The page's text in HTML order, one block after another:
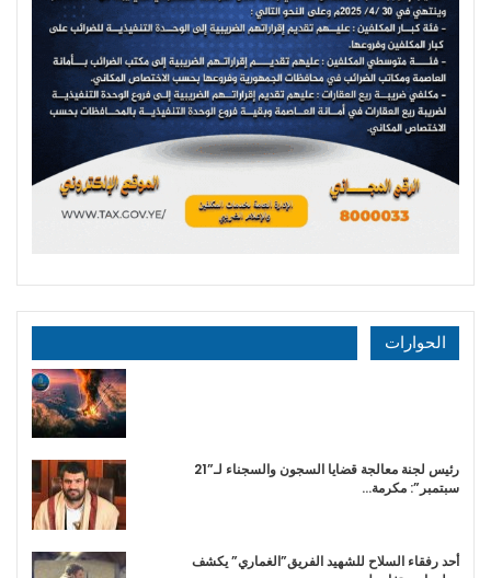
الحوارات
رئيس لجنة معالجة قضايا السجون والسجناء لـ”21
سبتمبر”: مكرمة…
أحد رفقاء السلاح للشهيد الفريق”الغماري” يكشف